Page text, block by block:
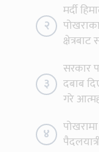
२
मर्दी
क्षेत्रबाट
३
सरकार
दबाब
गरे
४